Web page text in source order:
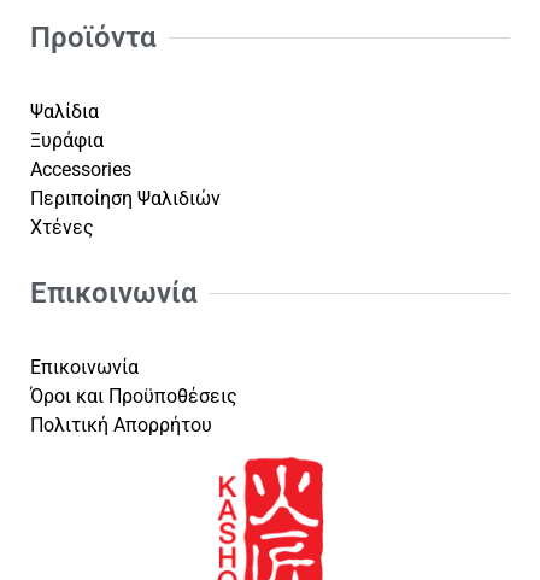
Προϊόντα
Ψαλίδια
Ξυράφια
Accessories
Περιποίηση Ψαλιδιών
Χτένες
Επικοινωνία
Επικοινωνία
Όροι και Προϋποθέσεις
Πολιτική Απορρήτου